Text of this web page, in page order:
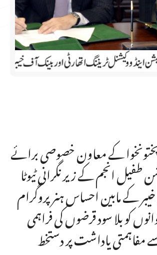
کے معاون خصوصی برائے
طفیل انجم کے زیر نگرانی ٹیوٹا
کے مابین احساس ہنر پروگرام
کو بلا سود قرضوں کی فراہمی
یاداشت پر دستخط